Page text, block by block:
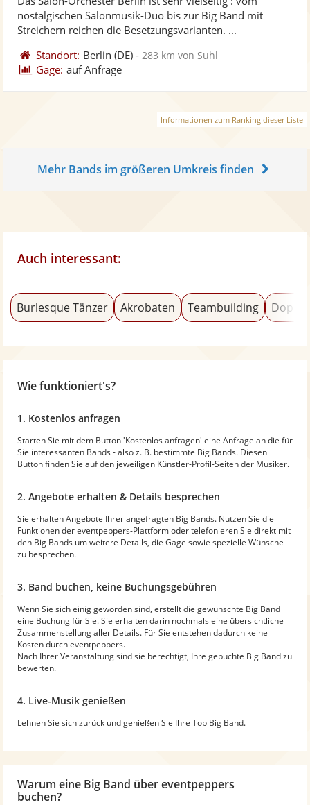
nostalgischen Salonmusik-Duo bis zur Big Band mit
Streichern reichen die Besetzungsvarianten. ...
Standort: Berlin (DE) - 283 km von Suhl
Gage: auf Anfrage
Informationen zum Ranking dieser Liste
Mehr Bands im größeren Umkreis finden
Auch interessant:
Burlesque Tänzer Akrobaten Teambuilding
Wie funktioniert's?
1. Kostenlos anfragen
Starten Sie mit dem Button 'Kostenlos anfragen' eine Anfrage an die für
Sie interessanten Bands - also z. B. bestimmte Big Bands. Diesen
Button finden Sie auf den jeweiligen Künstler-Profil-Seiten der Musiker.
2. Angebote erhalten & Details besprechen
Sie erhalten Angebote Ihrer angefragten Big Bands. Nutzen Sie die
Funktionen der eventpeppers-Plattform oder telefonieren Sie direkt mit
den Big Bands um weitere Details, die Gage sowie spezielle Wünsche
zu besprechen.
3. Band buchen, keine Buchungsgebühren
Wenn Sie sich einig geworden sind, erstellt die gewünschte Big Band
eine Buchung für Sie. Sie erhalten darin nochmals eine übersichtliche
Zusammenstellung aller Details. Für Sie entstehen dadurch keine
Kosten durch eventpeppers.
Nach Ihrer Veranstaltung sind sie berechtigt, Ihre gebuchte Big Band zu
bewerten.
4. Live-Musik genießen
Lehnen Sie sich zurück und genießen Sie Ihre Top Big Band.
Warum eine Big Band über eventpeppers
buchen?